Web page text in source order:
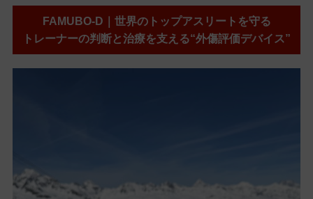
FAMUBO‑D｜世界のトップアスリートを守る
トレーナーの判断と治療を支える“外傷評価デバイス”